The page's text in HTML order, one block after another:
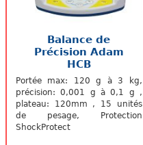
Balance de
Précision Adam
HCB
Portée max: 120 g à 3 kg,
précision: 0,001 g à 0,1 g ,
plateau: 120mm , 15 unités
de pesage, Protection
ShockProtect